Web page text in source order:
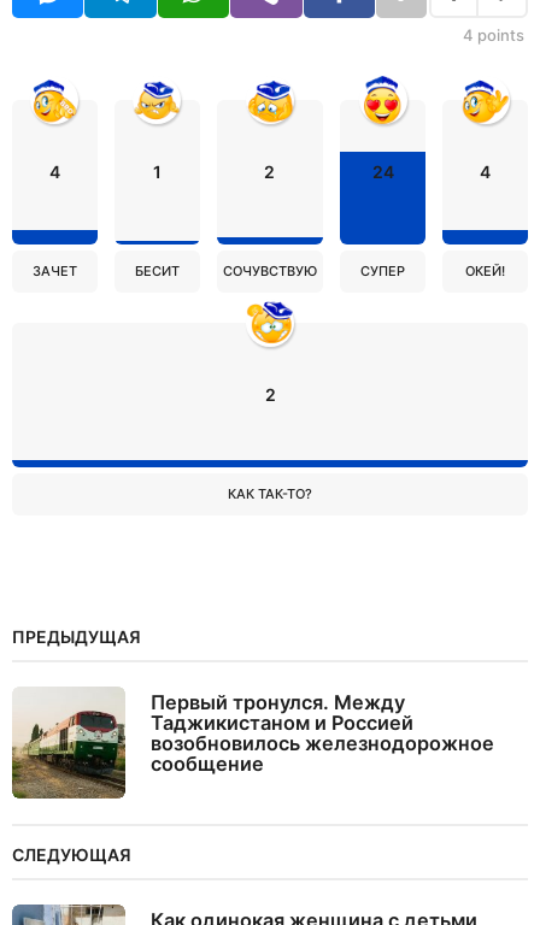
4 points
4
ЗАЧЕТ
1
БЕСИТ
2
СОЧУВСТВУЮ
24
СУПЕР
4
ОКЕЙ!
2
КАК ТАК-ТО?
ПРЕДЫДУЩАЯ
Первый тронулся. Между
Таджикистаном и Россией
возобновилось железнодорожное
сообщение
СЛЕДУЮЩАЯ
Как одинокая женщина с детьми